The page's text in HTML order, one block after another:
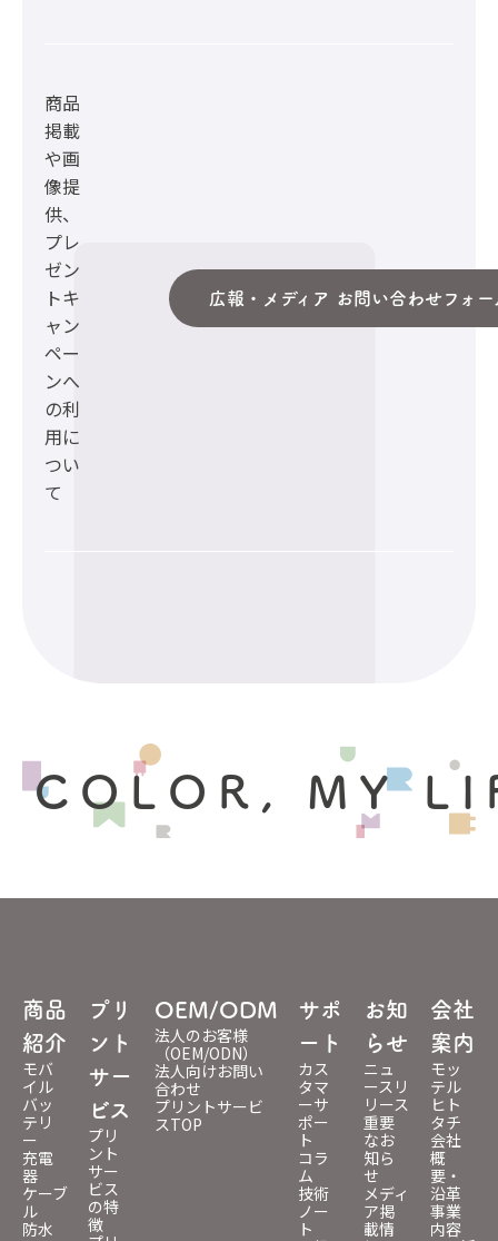
商品
掲載
や画
像提
供、
プレ
ゼン
トキ
ャン
ペー
ンへ
の利
用に
つい
て
広報・メディア お問い合わせフォー
COLOR, MY
商品
紹介
モバ
イル
バッ
テリ
ー
充電
器
ケーブ
ル
防水
プリ
ント
サー
ビス
プリ
ント
サー
ビス
の特
徴
OEM/ODM
法人のお客様
（OEM/ODN）
法人向けお問い
合わせ
プリントサービ
スTOP
サポ
ート
カス
タマ
ーサ
ポー
ト
コラ
ム
技術
ノー
ト
お知
らせ
ニュ
ースリ
リース
重要
なお
知ら
せ
メディ
ア掲
載情
会社
案内
モッ
テル
ヒト
タチ
会社
概
要・
沿革
事業
内容